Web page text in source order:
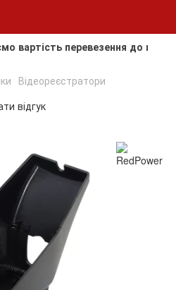
перевезення до клієнта,
Відеореєстратори
відгук